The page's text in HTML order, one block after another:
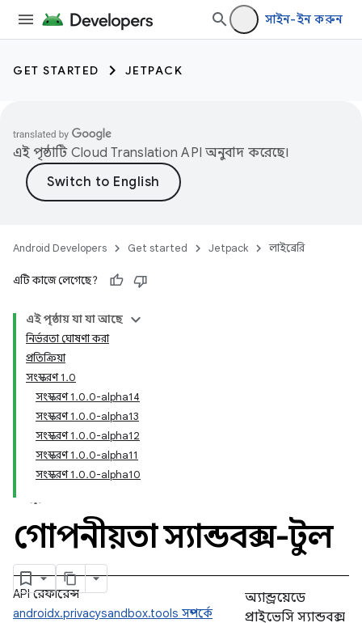
সাইন-ইন করুন
GET STARTED JETPACK
এই পৃষ্ঠাটি Cloud Translation API অনুবাদ করেছে।
Android Developers Get started Jetpack লাইব্রেরি
এটি কাজে লেগেছে?
এই পৃষ্ঠায় যা যা আছে
নির্ভরতা ঘোষণা করা
প্রতিক্রিয়া
সংস্করণ 1.0
সংস্করণ 1.0.0-alpha14
সংস্করণ 1.0.0-alpha13
সংস্করণ 1.0.0-alpha12
সংস্করণ 1.0.0-alpha11
সংস্করণ 1.0.0-alpha10
গোপনীয়তা স্যান্ডবক্স-টুল
API রেফারেন্স
androidx.privacysandbox.tools সম্পর্কে
অ্যান্ড্রয়েডে
প্রাইভেসি স্যান্ডবক্স